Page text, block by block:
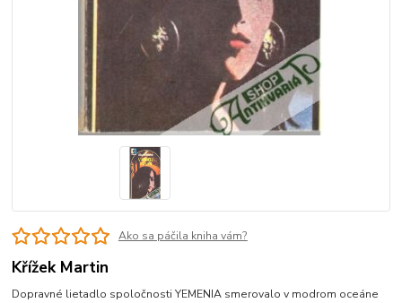
Ako sa páčila kniha vám?
Křížek Martin
Dopravné lietadlo spoločnosti YEMENIA smerovalo v modrom oceáne